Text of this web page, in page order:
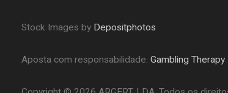
Stock Images by Depositphotos
Aposta com responsabilidade. Gambling Therapy